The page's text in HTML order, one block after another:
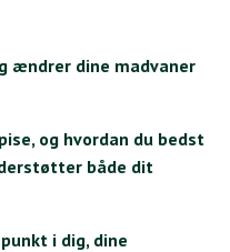
ændrer dine madvaner
og hvordan du bedst
både dit
i dig, dine